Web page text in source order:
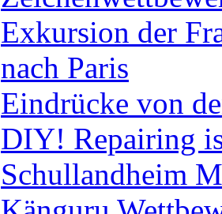
Exkursion der
nach Paris
Eindrücke von
DIY! Repairing
Schullandheim